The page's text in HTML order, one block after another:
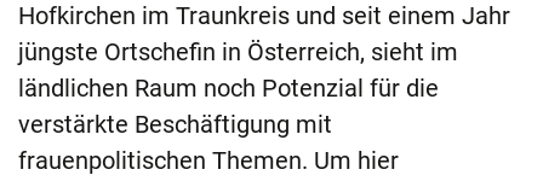
Hofkirchen im Traunkreis und seit einem Jahr
jüngste Ortschefin in Österreich, sieht im
ländlichen Raum noch Potenzial für die
verstärkte Beschäftigung mit
frauenpolitischen Themen. Um hier